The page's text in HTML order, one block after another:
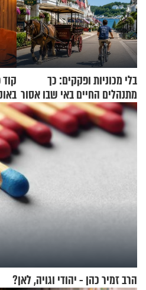
בלי מכוניות ופקקים: כך
מתנהלים החיים באי שבו אסור
לנהוג כבר יותר מ-120 שנה
הרב זמיר כהן - יהודי וגויה, לאן?